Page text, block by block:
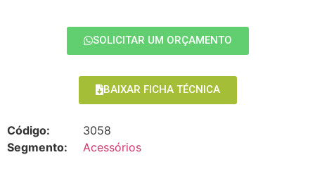
SOLICITAR UM ORÇAMENTO
BAIXAR FICHA TÉCNICA
Código:
3058
Segmento:
Acessórios